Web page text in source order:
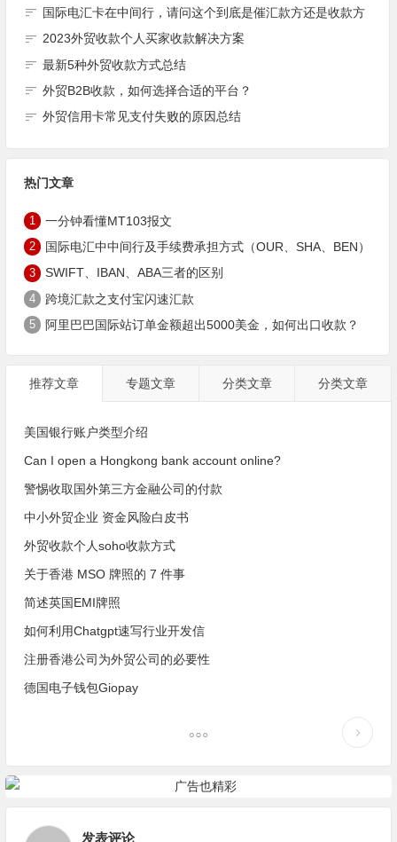
国际电汇卡在中间行，请问这个到底是催汇款方还是收款方
2023外贸收款个人买家收款解决方案
最新5种外贸收款方式总结
外贸B2B收款，如何选择合适的平台？
外贸信用卡常见支付失败的原因总结
热门文章
1 一分钟看懂MT103报文
2 国际电汇中中间行及手续费承担方式（OUR、SHA、BEN）
3 SWIFT、IBAN、ABA三者的区别
4 跨境汇款之支付宝闪速汇款
5 阿里巴巴国际站订单金额超出5000美金，如何出口收款？
推荐文章 专题文章 分类文章 分类文章
美国银行账户类型介绍
Can I open a Hongkong bank account online?
警惕收取国外第三方金融公司的付款
中小外贸企业 资金风险白皮书
外贸收款个人soho收款方式
关于香港 MSO 牌照的 7 件事
简述英国EMI牌照
如何利用Chatgpt速写行业开发信
注册香港公司为外贸公司的必要性
德国电子钱包Giopay
发表评论